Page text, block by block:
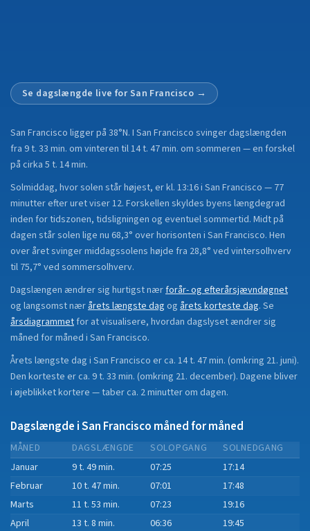
Se dagslængde live forSan Francisco →
San Francisco ligger på 38°N. I San Francisco svinger dagslængden
fra 9 t. 33 min. om vinteren til 14 t. 47 min. om sommeren — en forskel
på cirka 5 t. 14 min.
Solmiddag, hvor solen står højest, er kl. 13:16 i San Francisco — 77
minutter efter uret viser 12. Forskellen skyldes byens længdegrad
inden for tidszonen, tidsligningen og eventuel sommertid. Midt på
dagen står solen lige nu 68,3° over horisonten i San Francisco. Hen
over året svinger middagssolens højde fra 28,8° ved vintersolhverv
til 75,7° ved sommersolhverv.
Dagslængen ændrer sig hurtigst nærforår- og efterårsjævndøgnet
og langsomst nærårets længste dag og årets korteste dag. Se
årsdiagrammetfor at visualisere, hvordan dagslyset ændrer sig
måned for måned i San Francisco.
Årets længste dag i San Francisco er ca. 14 t. 47 min. (omkring 21. juni).
Den korteste er ca. 9 t. 33 min. (omkring 21. december). Dagene bliver
i øjeblikketkortere —taberca. 2minutterom dagen.
Dagslængde iSan Francisco måned for måned
MÅNED DAGSLÆNGDE SOLOPGANG
SOLNEDGANG
Januar
9 t. 49 min. 07:25
17:14
Februar
10 t. 47 min. 07:01
17:48
Marts
11 t. 53 min. 07:23
19:16
April
13 t. 8 min. 06:36
19:45